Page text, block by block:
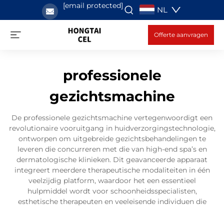
[email protected] NL
Offerte aanvragen
professionele
gezichtsmachine
De professionele gezichtsmachine vertegenwoordigt een
revolutionaire vooruitgang in huidverzorgingstechnologie,
ontworpen om uitgebreide gezichtsbehandelingen te
leveren die concurreren met die van high-end spa’s en
dermatologische klinieken. Dit geavanceerde apparaat
integreert meerdere therapeutische modaliteiten in één
veelzijdig platform, waardoor het een essentieel
hulpmiddel wordt voor schoonheidsspecialisten,
esthetische therapeuten en veeleisende individuen die